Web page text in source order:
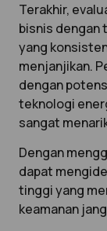
Terakhir,
bisnis dengan
yang
menjanjikan.
dengan
teknologi
sangat
Dengan
dapat
tinggi yang
keamanan